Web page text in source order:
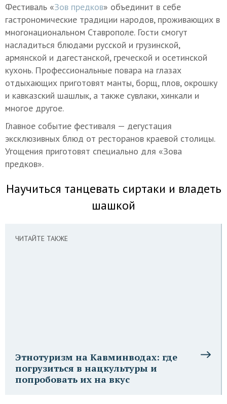
Фестиваль «Зов предков» объединит в себе
гастрономические традиции народов, проживающих в
многонациональном Ставрополе. Гости смогут
насладиться блюдами русской и грузинской,
армянской и дагестанской, греческой и осетинской
кухонь. Профессиональные повара на глазах
отдыхающих приготовят манты, борщ, плов, окрошку
и кавказский шашлык, а также сувлаки, хинкали и
многое другое.
Главное событие фестиваля — дегустация
эксклюзивных блюд от ресторанов краевой столицы.
Угощения приготовят специально для «Зова
предков».
Научиться танцевать сиртаки и владеть
шашкой
ЧИТАЙТЕ ТАКЖЕ
Этнотуризм на Кавминводах: где
погрузиться в нацкультуры и
попробовать их на вкус